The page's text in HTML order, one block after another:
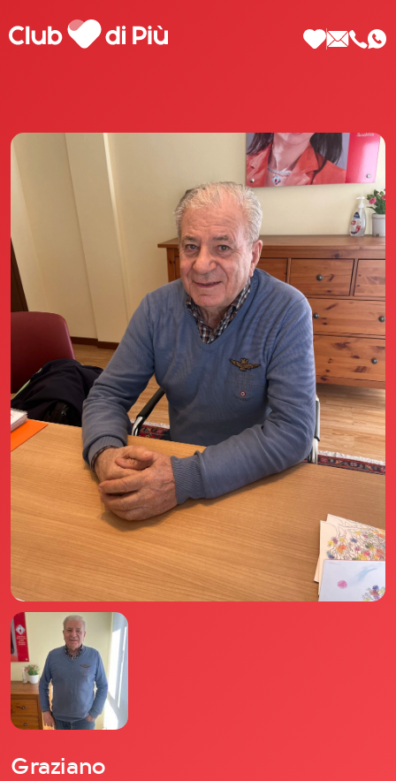
Scopri Club di Più
Le testimonianze Club di Più
La fondatrice Valeria Pilla
Annunci Donne
Agenzia matrimoniale Club di Più
Love Notebook
Il libro Donna di Cuori
Quanto costa Club di Più
Love Academy
Domande Frequenti
Impegno Sociale
Le nostre sedi
Facebook
YouTube
Instagram
TikTok
Graziano